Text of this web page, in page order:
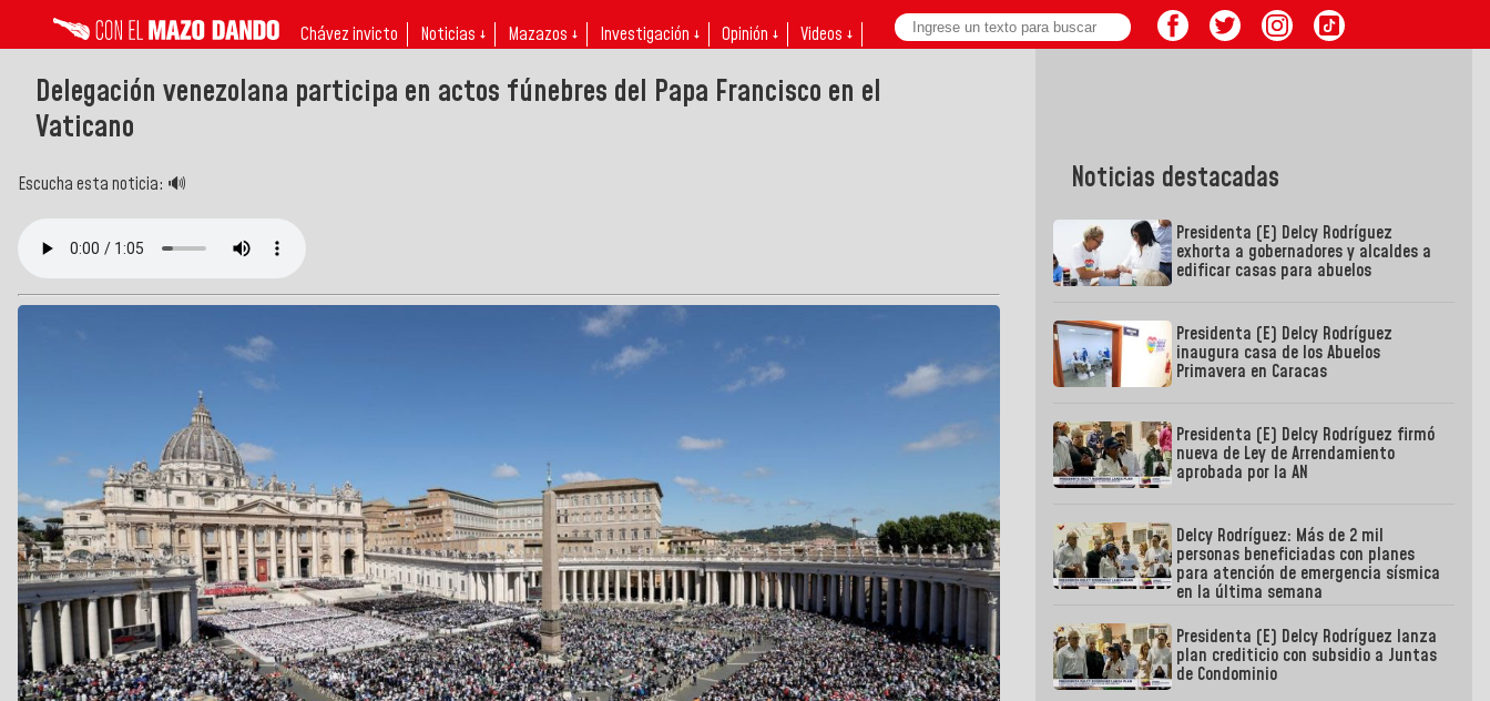
Chávez invicto Noticias ↓ Mazazos ↓ Investigación ↓ Opinión ↓ Videos ↓
Delegación venezolana participa en actos fúnebres del Papa Francisco en el
Vaticano
Escucha esta noticia: 🔊 Noticias destacadas
Presidenta (E) Delcy Rodríguez
exhorta a gobernadores y alcaldes a
edificar casas para abuelos
Presidenta (E) Delcy Rodríguez
inaugura casa de los Abuelos
Primavera en Caracas
Presidenta (E) Delcy Rodríguez firmó
nueva de Ley de Arrendamiento
aprobada por la AN
Delcy Rodríguez: Más de 2 mil
personas beneficiadas con planes
para atención de emergencia sísmica
en la última semana
Presidenta (E) Delcy Rodríguez lanza
plan crediticio con subsidio a Juntas
de Condominio